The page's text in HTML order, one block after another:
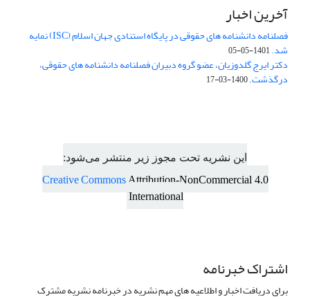
آخرین اخبار
فصلنامه دانشنامه های حقوقی در پایگاه استنادی جهان اسلام (ISC) نمایه
شد.1401-05-05
دکتر ایرج گلدوزیان، عضو گروه دبیران فصلنامه دانشنامه های حقوقی،
درگذشت.1400-03-17
این نشریه تحت مجوز زیر منتشر می‌شود:
Creative Commons Attribution-NonCommercial 4.0
International
اشتراک خبرنامه
برای دریافت اخبار و اطلاعیه های مهم نشریه در خبرنامه نشریه مشترک